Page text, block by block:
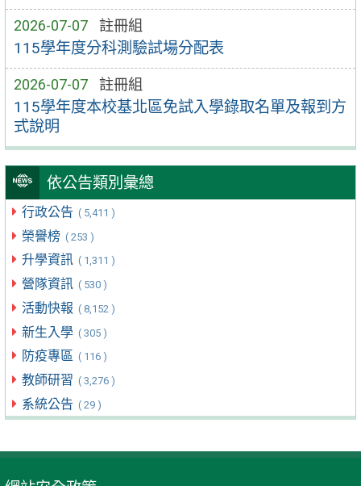
2026-07-07 註冊組
115學年度分科測驗試場分配表
2026-07-07 註冊組
115學年度本校基北區免試入學錄取名單及報到方
式說明
依公告類別彙總
行政公告 ( 5,411 )
榮譽榜 ( 253 )
升學資訊 ( 1,311 )
營隊資訊 ( 530 )
活動快報 ( 8,152 )
新生入學 ( 305 )
防疫專區 ( 116 )
教師研習 ( 3,276 )
系統公告 ( 29 )